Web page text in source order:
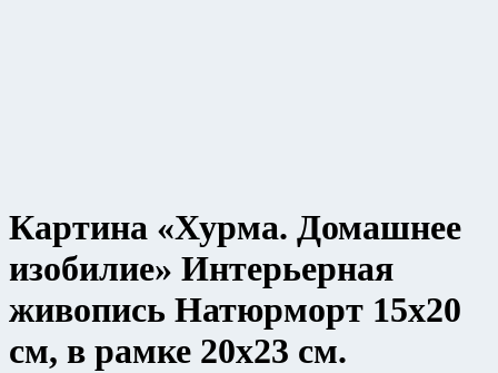
Картина «Хурма. Домашнее
изобилие» Интерьерная
живопись Натюрморт 15х20
см, в рамке 20х23 см.